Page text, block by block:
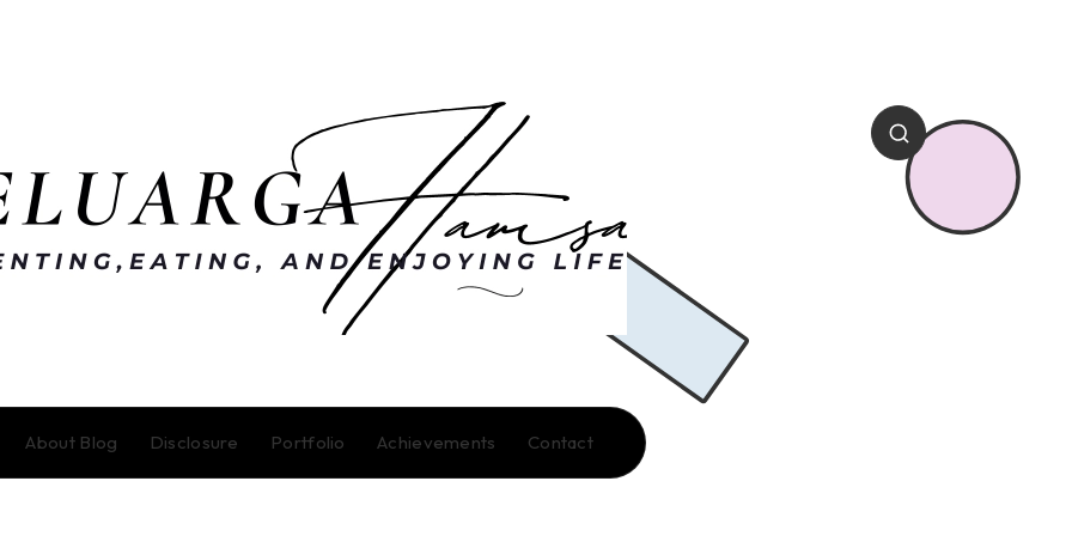
About Blog Disclosure Portfolio Achievements Contact